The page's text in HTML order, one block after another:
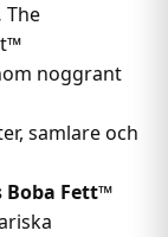
The
noggrant
samlare och
Boba Fett™